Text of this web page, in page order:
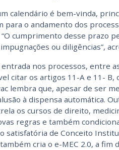
calendário é bem-vinda,
o andamento dos
cumprimento desse prazo
ou diligências”,
nos processos, entre
citar os artigos 11-A e 11- B,
lembra que, apesar de ser
à dispensa automática.
os cursos de direito,
regras e também
satisfatória de Conceito
cria o e-MEC 2.0, a fim